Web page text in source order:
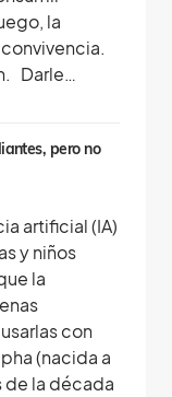
la
Darle…
pero no
artificial (IA)
y niños
la
con
(nacida a
de la década